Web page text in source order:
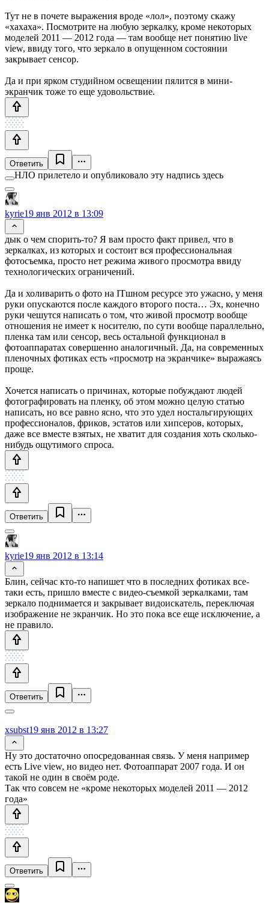
Тут не в почете выражения вроде «лол», поэтому скажу
«хахаха». Посмотрите на любую зеркалку, кроме некоторых
моделей 2011 — 2012 года — там вообще нет понятию live
view, ввиду того, что зеркало в опущенном состоянии
закрывает сенсор.
Да и при ярком студийном освещении пялится в мини-
экранчик тоже то еще удовольствие.
Ответить
НЛО прилетело и опубликовало эту надпись здесь
kyrie19 янв 2012 в 13:09
дык о чем спорить-то? Я вам просто факт привел, что в
зеркалках, из которых и состоит вся профессиональная
фотосъемка, просто нет режима живого просмотра ввиду
технологических ограничений.
Да и холиварить о фото на ITшном ресурсе это ужасно, у меня
руки опускаются после каждого второго поста… Эх, конечно
руки чешутся написать о том, что живой просмотр вообще
отношения не имеет к носителю, по сути вообще параллельно,
пленка там или сенсор, весь остальной функционал в
фотоаппаратах совершенно аналогичный. Да, на современных
пленочных фотиках есть «просмотр на экранчике» выражаясь
проще.
Хочется написать о причинах, которые побуждают людей
фотографировать на пленку, об этом можно целую статью
написать, но все равно ясно, что это удел ностальгирующих
профессионалов, фриков, эстатов или хипсеров, которых,
даже все вместе взятых, не хватит для создания хоть сколько-
нибудь ощутимого спроса.
Ответить
kyrie19 янв 2012 в 13:14
Блин, сейчас кто-то напишет что в последних фотиках все-
таки есть, пришло вместе с видео-съемкой зеркалками, там
зеркало поднимается и закрывает видоискатель, переключая
изображение не экранчик. Но это пока все еще исключение, а
не правило.
Ответить
xsubst19 янв 2012 в 13:27
Ну это достаточно опосредованная связь. У меня например
есть Live view, но видео нет. Фотоаппарат 2007 года. И он
такой не один в своём роде.
Так что совсем не «кроме некоторых моделей 2011 — 2012
года»
Ответить